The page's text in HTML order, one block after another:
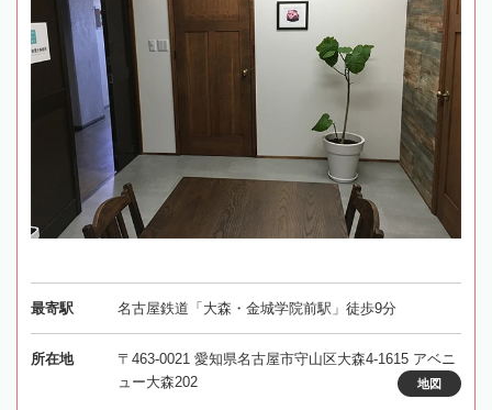
最寄駅 名古屋鉄道「大森・金城学院前駅」徒歩9分
所在地
〒463-0021 愛知県名古屋市守山区大森4-1615 アベニ
ュー大森202
地図